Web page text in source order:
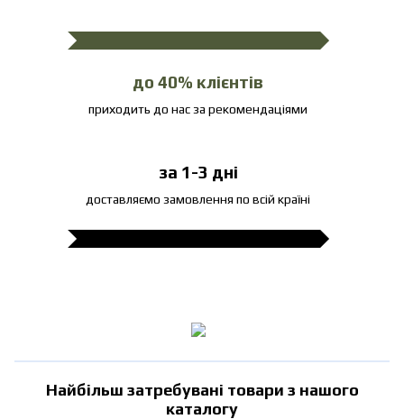
до 40% клієнтів
приходить до нас за рекомендаціями
за 1-3 дні
доставляємо замовлення по всій країні
Найбільш затребувані товари з нашого
каталогу